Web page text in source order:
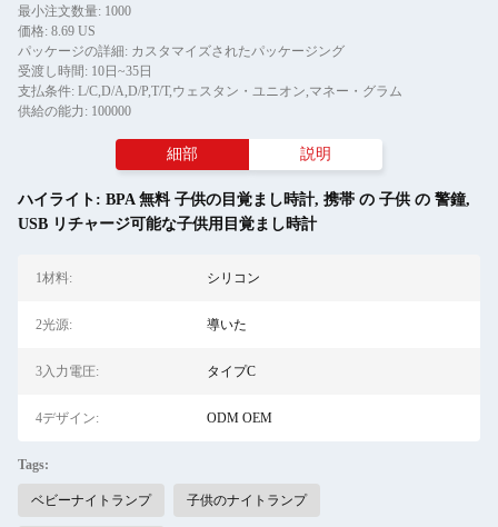
最小注文数量: 1000
価格: 8.69 US
パッケージの詳細: カスタマイズされたパッケージング
受渡し時間: 10日~35日
支払条件: L/C,D/A,D/P,T/T,ウェスタン・ユニオン,マネー・グラム
供給の能力: 100000
細部 説明
ハイライト: BPA 無料 子供の目覚まし時計, 携帯 の 子供 の 警鐘,
USB リチャージ可能な子供用目覚まし時計
1材料: シリコン
2光源: 導いた
3入力電圧: タイプC
4デザイン: ODM OEM
Tags:
ベビーナイトランプ 子供のナイトランプ